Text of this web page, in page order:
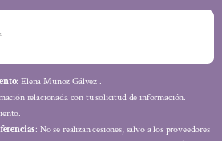
: Elena Muñoz Gálvez .
relacionada con tu solicitud de información.
: No se realizan cesiones, salvo a los proveedores